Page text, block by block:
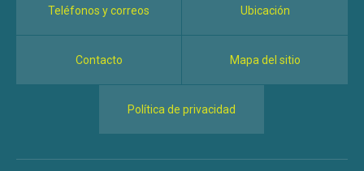
Teléfonos y correos Ubicación
Contacto Mapa del sitio
Política de privacidad